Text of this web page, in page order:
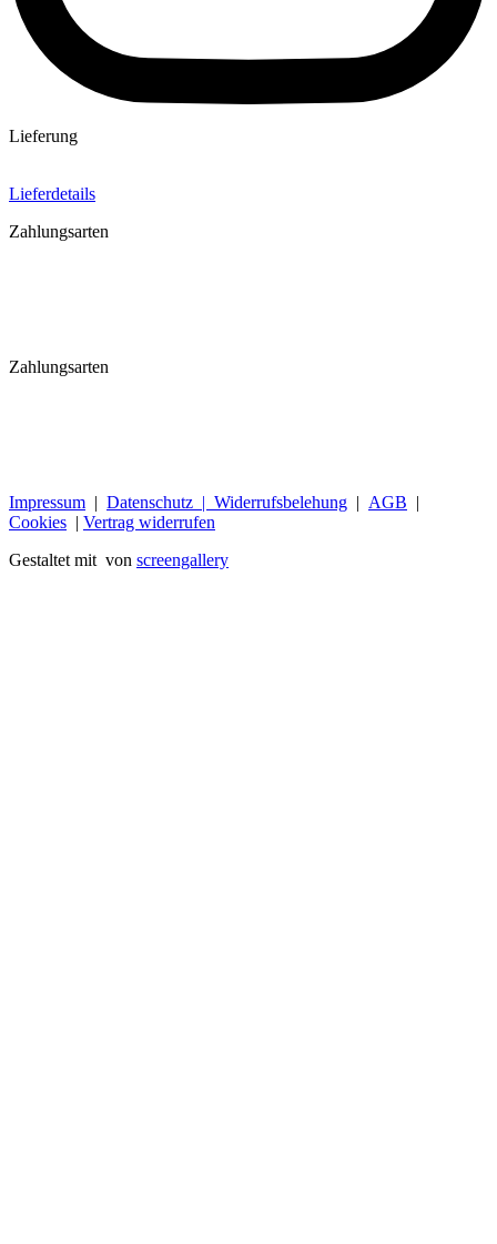
Lieferung
Lieferdetails
Zahlungsarten
Zahlungsarten
Impressum | Datenschutz | Widerrufsbelehung | AGB |
Cookies | Vertrag widerrufen
Gestaltet mit von screengallery